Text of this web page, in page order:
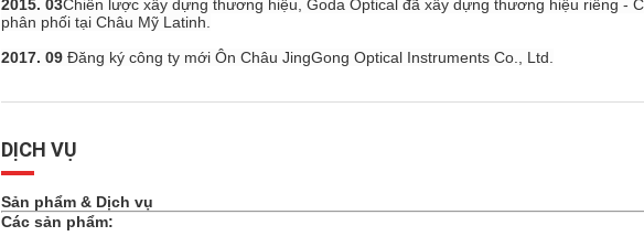
2015. 03Chiến lược xây dựng thương hiệu, Goda Optical đã xây dựng thương hiệu riêng -
phân phối tại Châu Mỹ Latinh.
2017. 09 Đăng ký công ty mới Ôn Châu JingGong Optical Instruments Co., Ltd.
DỊCH VỤ
Sản phẩm & Dịch vụ
Các sản phẩm: